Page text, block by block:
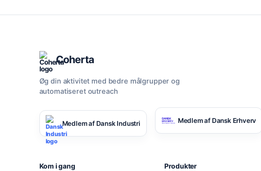
Coherta
Øg din aktivitet med bedre målgrupper og
automatiseret outreach
Medlem af Dansk Industri Medlem af Dansk Erhverv
Kom i gang
Produkter